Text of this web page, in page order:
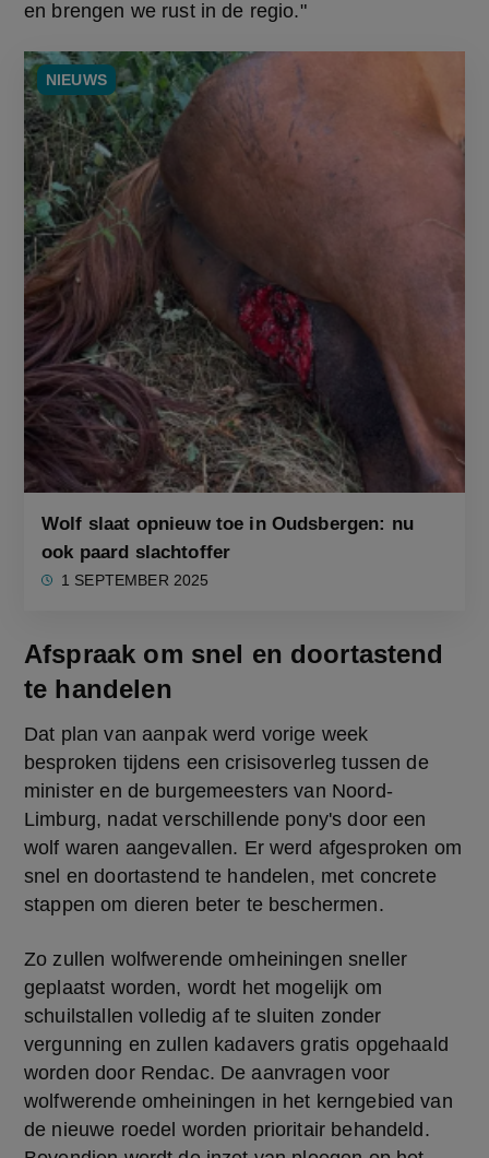
en brengen we rust in de regio."
NIEUWS
Wolf slaat opnieuw toe in Oudsbergen: nu
ook paard slachtoffer
1 SEPTEMBER 2025
Afspraak om snel en doortastend
te handelen
Dat plan van aanpak werd vorige week
besproken tijdens een crisisoverleg tussen de
minister en de burgemeesters van Noord-
Limburg, nadat verschillende pony's door een
wolf waren aangevallen. Er werd afgesproken om
snel en doortastend te handelen, met concrete
stappen om dieren beter te beschermen.
Zo zullen wolfwerende omheiningen sneller
geplaatst worden, wordt het mogelijk om
schuilstallen volledig af te sluiten zonder
vergunning en zullen kadavers gratis opgehaald
worden door Rendac. De aanvragen voor
wolfwerende omheiningen in het kerngebied van
de nieuwe roedel worden prioritair behandeld.